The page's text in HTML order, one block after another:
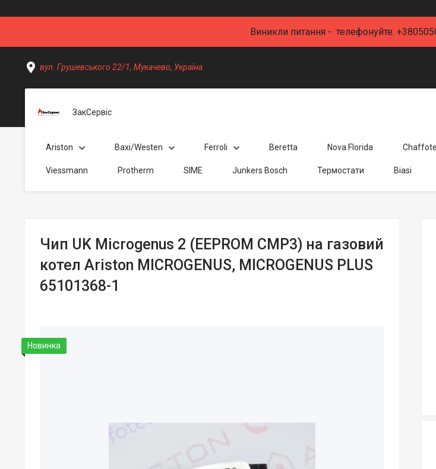
Виникли питання - телефонуйте:
вул. Грушевського 22/1, Мукачево, Україна
ЗакСервіс
Ariston Baxi/Westen Ferroli Beretta Nova Florida
Viessmann Protherm SIME Junkers Bosch Термостати Biasi
Чип UK Microgenus 2 (EEPROM CMP3) на газовий
котел Ariston MICROGENUS, MICROGENUS PLUS
65101368-1
Новинка